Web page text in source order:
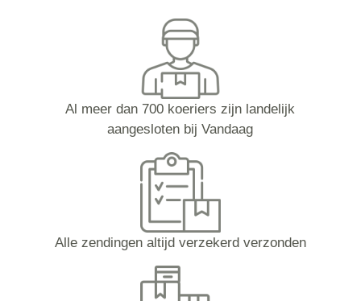
Al meer dan 700 koeriers zijn landelijk
aangesloten bij Vandaag
Alle zendingen altijd verzekerd verzonden